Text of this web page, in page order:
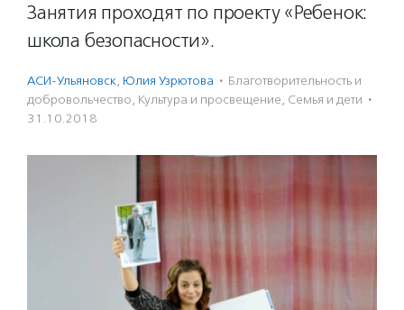
Занятия проходят по проекту «Ребенок:
школа безопасности».
АСИ-Ульяновск, Юлия Узрютова · Благотвори­тель­ность и
доброволь­чест­во, Культура и просвещение, Семья и дети ·
31.10.2018